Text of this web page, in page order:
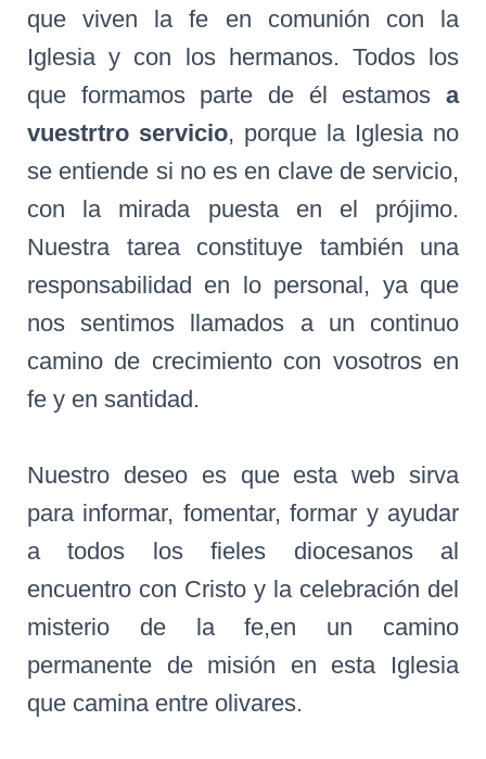
que viven la fe en comunión con la
Iglesia y con los hermanos. Todos los
que formamos parte de él estamos a
vuestrtro servicio, porque la Iglesia no
se entiende si no es en clave de servicio,
con la mirada puesta en el prójimo.
Nuestra tarea constituye también una
responsabilidad en lo personal, ya que
nos sentimos llamados a un continuo
camino de crecimiento con vosotros en
fe y en santidad.
Nuestro deseo es que esta web sirva
para informar, fomentar, formar y ayudar
a todos los fieles diocesanos al
encuentro con Cristo y la celebración del
misterio de la fe,en un camino
permanente de misión en esta Iglesia
que camina entre olivares.